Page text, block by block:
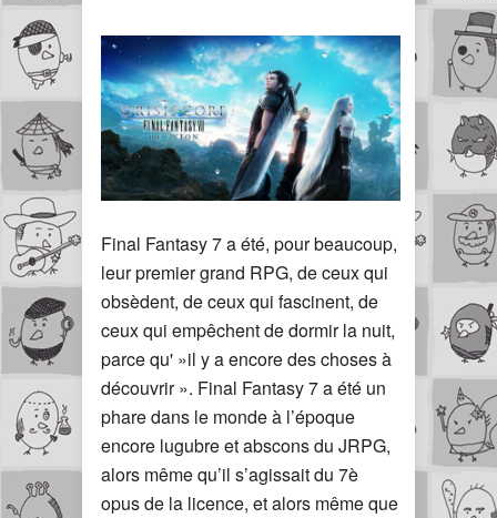
Final Fantasy 7 a été, pour beaucoup,
leur premier grand RPG, de ceux qui
obsèdent, de ceux qui fascinent, de
ceux qui empêchent de dormir la nuit,
parce qu' »il y a encore des choses à
découvrir ». Final Fantasy 7 a été un
phare dans le monde à l’époque
encore lugubre et abscons du JRPG,
alors même qu’il s’agissait du 7è
opus de la licence, et alors même que